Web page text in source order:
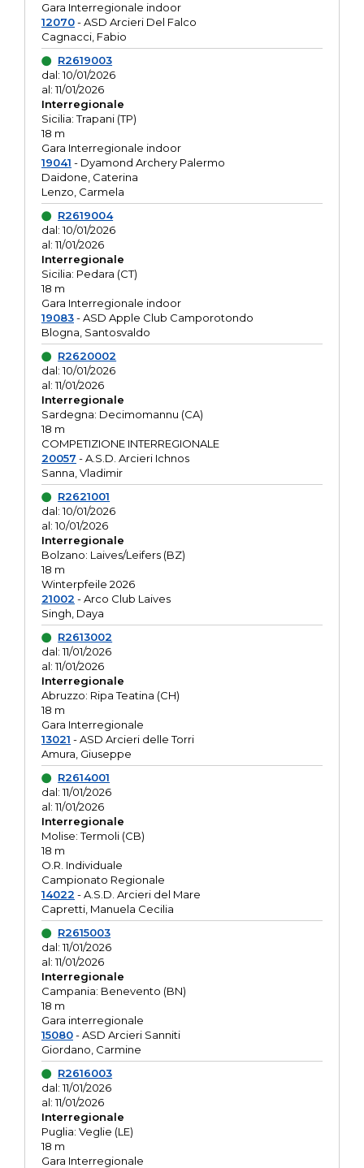
Gara Interregionale indoor
12070- ASD Arcieri Del Falco
Cagnacci, Fabio
R2619003
dal: 10/01/2026
al: 11/01/2026
Interregionale
Sicilia: Trapani (TP)
18 m
Gara Interregionale indoor
19041 - Dyamond Archery Palermo
Daidone, Caterina
Lenzo, Carmela
R2619004
dal: 10/01/2026
al: 11/01/2026
Interregionale
Sicilia: Pedara (CT)
18 m
Gara Interregionale indoor
19083- ASD Apple Club Camporotondo
Blogna, Santosvaldo
R2620002
dal: 10/01/2026
al: 11/01/2026
Interregionale
Sardegna: Decimomannu (CA)
18 m
COMPETIZIONE INTERREGIONALE
20057 - A.S.D. Arcieri Ichnos
Sanna, Vladimir
R2621001
dal: 10/01/2026
al: 10/01/2026
Interregionale
Bolzano: Laives/Leifers (BZ)
18 m
Winterpfeile 2026
21002 - Arco Club Laives
Singh, Daya
R2613002
dal: 11/01/2026
al: 11/01/2026
Interregionale
Abruzzo: Ripa Teatina (CH)
18 m
Gara Interregionale
13021 - ASD Arcieri delle Torri
Amura, Giuseppe
R2614001
dal: 11/01/2026
al: 11/01/2026
Interregionale
Molise: Termoli (CB)
18 m
O.R. Individuale
Campionato Regionale
14022 - A.S.D. Arcieri del Mare
Capretti, Manuela Cecilia
R2615003
dal: 11/01/2026
al: 11/01/2026
Interregionale
Campania: Benevento (BN)
18 m
Gara interregionale
15080- ASD Arcieri Sanniti
Giordano, Carmine
R2616003
dal: 11/01/2026
al: 11/01/2026
Interregionale
Puglia: Veglie (LE)
18 m
Gara Interregionale